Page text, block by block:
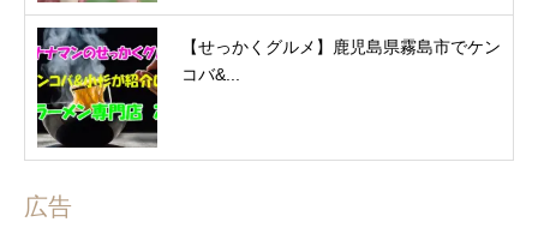
【せっかくグルメ】鹿児島県霧島市でケン
コバ&...
広告